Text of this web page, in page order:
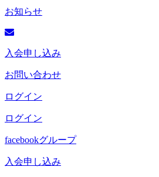
お知らせ
入会申し込み
お問い合わせ
ログイン
ログイン
facebookグループ
入会申し込み